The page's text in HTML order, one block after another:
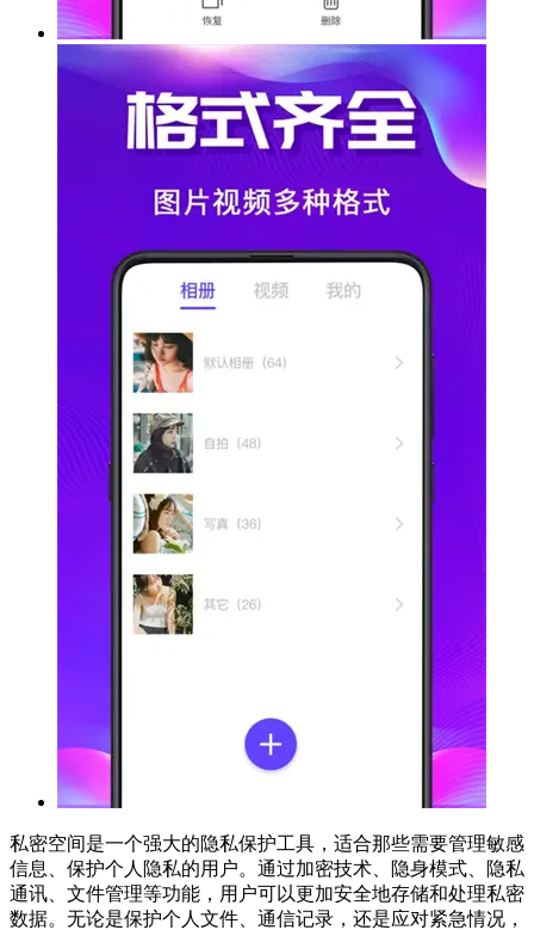
私密空间是一个强大的隐私保护工具，适合那些需要管理敏感
信息、保护个人隐私的用户。通过加密技术、隐身模式、隐私
通讯、文件管理等功能，用户可以更加安全地存储和处理私密
数据。无论是保护个人文件、通信记录，还是应对紧急情况，